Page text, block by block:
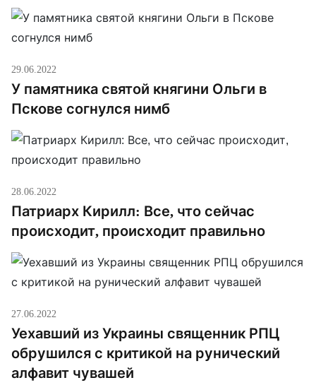
29.06.2022
У памятника святой княгини Ольги в
Пскове согнулся нимб
28.06.2022
Патриарх Кирилл: Все, что сейчас
происходит, происходит правильно
27.06.2022
Уехавший из Украины священник РПЦ
обрушился с критикой на рунический
алфавит чувашей